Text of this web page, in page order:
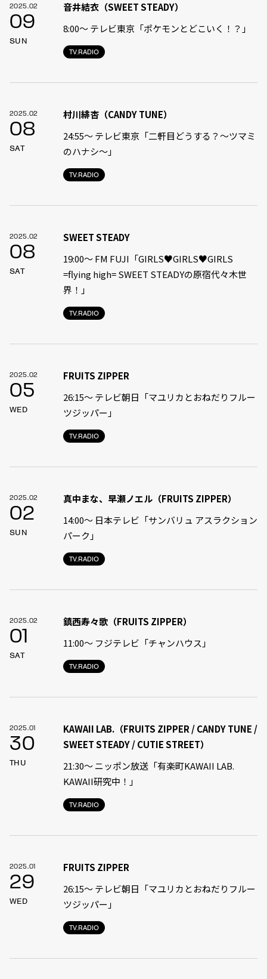
2025.02
09
SUN
TV.RADIO
音井結衣（SWEET STEADY）
8:00〜 テレビ東京「ポケモンとどこいく！？」
2025.02
08
SAT
TV.RADIO
村川緋杏（CANDY TUNE）
24:55〜 テレビ東京「二軒目どうする？〜ツマミ
のハナシ〜」
2025.02
08
SAT
TV.RADIO
SWEET STEADY
19:00〜 FM FUJI「GIRLS♥GIRLS♥GIRLS
=flying high= SWEET STEADYの原宿代々木世
界！」
2025.02
05
WED
TV.RADIO
FRUITS ZIPPER
26:15～ テレビ朝日「マユリカとおねだりフルー
ツジッパー」
2025.02
02
SUN
TV.RADIO
真中まな、早瀬ノエル（FRUITS ZIPPER）
14:00〜 日本テレビ「サンバリュ アスラクション
パーク」
2025.02
01
SAT
TV.RADIO
鎮西寿々歌（FRUITS ZIPPER）
11:00〜 フジテレビ「チャンハウス」
2025.01
30
THU
TV.RADIO
KAWAII LAB.（FRUITS ZIPPER / CANDY TUNE /
SWEET STEADY / CUTIE STREET）
21:30〜 ニッポン放送「有楽町KAWAII LAB.
KAWAII研究中！」
2025.01
29
WED
TV.RADIO
FRUITS ZIPPER
26:15～ テレビ朝日「マユリカとおねだりフルー
ツジッパー」